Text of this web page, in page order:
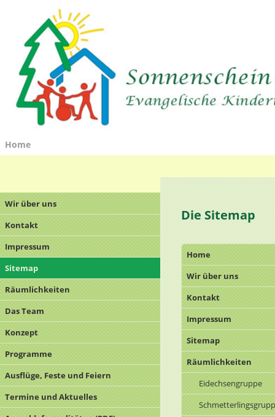
Home
Wir über uns
Kontakt
Impressum
Sitemap
Räumlichkeiten
Das Team
Konzept
Programme
Ausflüge, Feste und Feiern
Termine und Aktuelles
Die Sitemap
Home
Wir über uns
Kontakt
Impressum
Sitemap
Räumlichkeiten
Eidechsengruppe